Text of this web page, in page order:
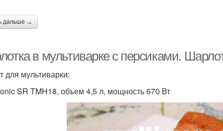
дальше →
в мультиварке с персиками.
для мультиварки:
SR TMH18, объем 4,5 л, мощность 670 Вт